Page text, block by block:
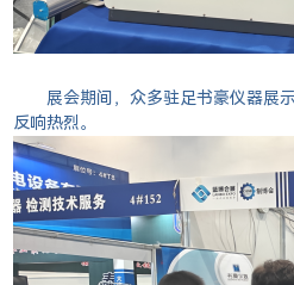
展会期间，众多驻足书豪仪器展
反响热烈。